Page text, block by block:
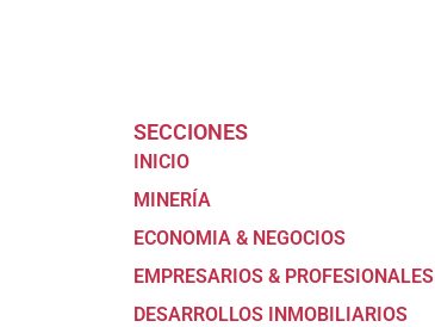
SECCIONES
INICIO
MINERÍA
ECONOMIA & NEGOCIOS
EMPRESARIOS & PROFESIONALES
DESARROLLOS INMOBILIARIOS